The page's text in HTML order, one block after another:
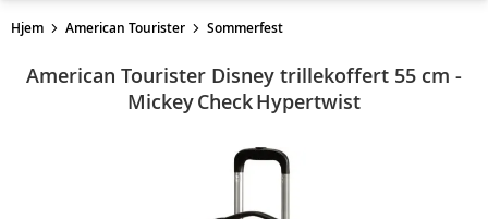
Hjem American Tourister Sommerfest
American Tourister Disney trillekoffert 55 cm -
Mickey Check Hypertwist